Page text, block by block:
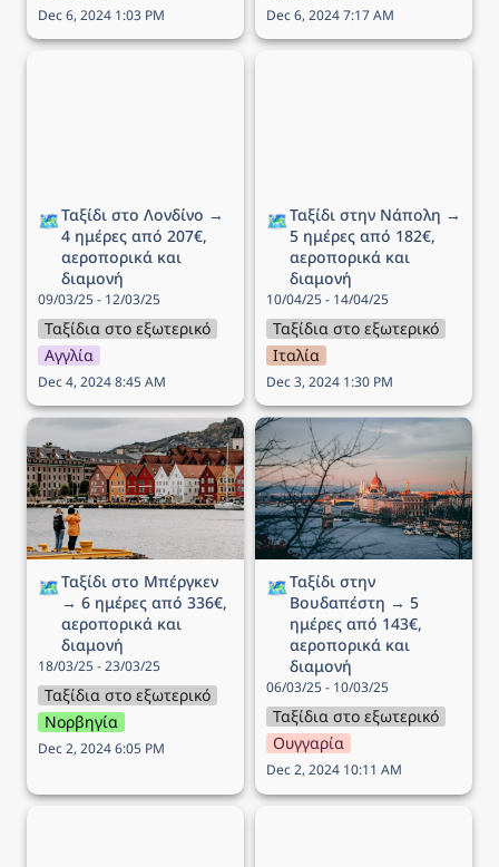
Dec 6, 2024 1:03 PM Dec 6, 2024 7:17 AM
🗺️Ταξίδι στο Λονδίνο →
4 ημέρες από 207€,
αεροπορικά και
διαμονή
09/03/25 - 12/03/25
Ταξίδια στο εξωτερικό
Αγγλία
Dec 4, 2024 8:45 AM
🗺️Ταξίδι στην Νάπολη →
5 ημέρες από 182€,
αεροπορικά και
διαμονή
10/04/25 - 14/04/25
Ταξίδια στο εξωτερικό
Ιταλία
Dec 3, 2024 1:30 PM
Ταξίδι στo Μπέργκεν → 6
ημέρες από 336€,
αεροπορικά και διαμονή
🗺️Ταξίδι στo Μπέργκεν
→ 6 ημέρες από 336€,
αεροπορικά και
διαμονή
18/03/25 - 23/03/25
Ταξίδια στο εξωτερικό
Νορβηγία
Dec 2, 2024 6:05 PM
Ταξίδι στην Βουδαπέστη
→ 5 ημέρες από 143€,
αεροπορικά και διαμονή
🗺️Ταξίδι στην
Βουδαπέστη → 5
ημέρες από 143€,
αεροπορικά και
διαμονή
06/03/25 - 10/03/25
Ταξίδια στο εξωτερικό
Ουγγαρία
Dec 2, 2024 10:11 AM